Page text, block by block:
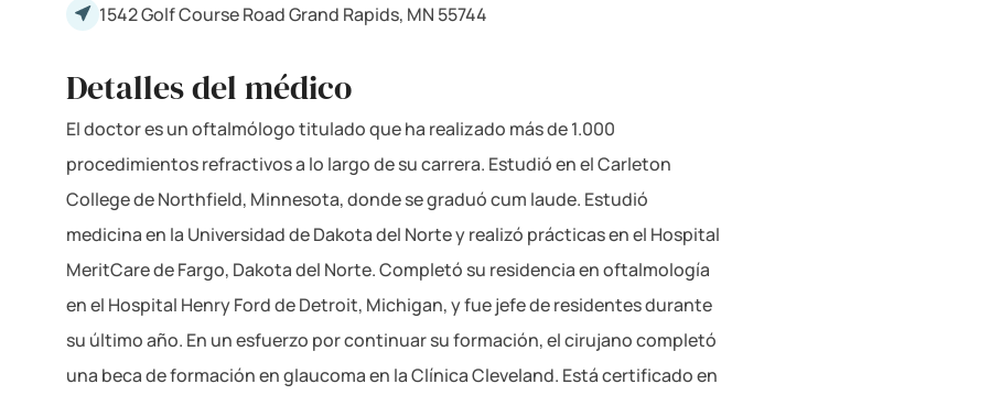
1542 Golf Course Road Grand Rapids, MN 55744
Detalles del médico
El doctor es un oftalmólogo titulado que ha realizado más de 1.000
procedimientos refractivos a lo largo de su carrera. Estudió en el Carleton
College de Northfield, Minnesota, donde se graduó cum laude. Estudió
medicina en la Universidad de Dakota del Norte y realizó prácticas en el Hospital
MeritCare de Fargo, Dakota del Norte. Completó su residencia en oftalmología
en el Hospital Henry Ford de Detroit, Michigan, y fue jefe de residentes durante
su último año. En un esfuerzo por continuar su formación, el cirujano completó
una beca de formación en glaucoma en la Clínica Cleveland. Está certificado en